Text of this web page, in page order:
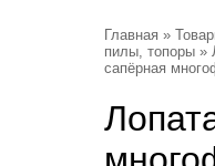
Главная »
пилы, топоры »
сапёрная